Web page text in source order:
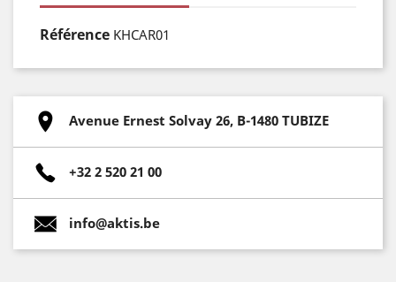
Référence KHCAR01
Avenue Ernest Solvay 26, B-1480 TUBIZE
+32 2 520 21 00
info@aktis.be